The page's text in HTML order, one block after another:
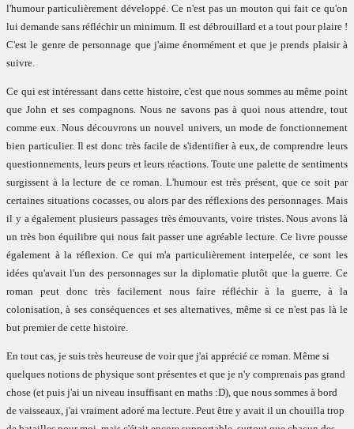
l'humour particulièrement développé. Ce n'est pas un mouton qui fait ce qu'on
lui demande sans réfléchir un minimum. Il est débrouillard et a tout pour plaire !
C'est le genre de personnage que j'aime énormément et que je prends plaisir à
suivre.
Ce qui est intéressant dans cette histoire, c'est que nous sommes au même point
que John et ses compagnons. Nous ne savons pas à quoi nous attendre, tout
comme eux. Nous découvrons un nouvel univers, un mode de fonctionnement
bien particulier. Il est donc très facile de s'identifier à eux, de comprendre leurs
questionnements, leurs peurs et leurs réactions. Toute une palette de sentiments
surgissent à la lecture de ce roman. L'humour est très présent, que ce soit par
certaines situations cocasses, ou alors par des réflexions des personnages. Mais
il y a également plusieurs passages très émouvants, voire tristes. Nous avons là
un très bon équilibre qui nous fait passer une agréable lecture. Ce livre pousse
également à la réflexion. Ce qui m'a particulièrement interpelée, ce sont les
idées qu'avait l'un des personnages sur la diplomatie plutôt que la guerre. Ce
roman peut donc très facilement nous faire réfléchir à la guerre, à la
colonisation, à ses conséquences et ses alternatives, même si ce n'est pas là le
but premier de cette histoire.
En tout cas, je suis très heureuse de voir que j'ai apprécié ce roman. Même si
quelques notions de physique sont présentes et que je n'y comprenais pas grand
chose (et puis j'ai un niveau insuffisant en maths :D), que nous sommes à bord
de vaisseaux, j'ai vraiment adoré ma lecture. Peut être y avait il un chouilla trop